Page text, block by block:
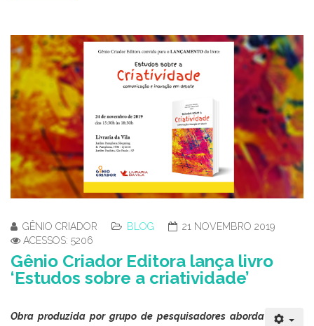
GÊNIO CRIADOR BLOG
21 NOVEMBRO 2019
ACESSOS: 5206
Gênio Criador Editora lança livro
‘Estudos sobre a criatividade’
Obra produzida por grupo de pesquisadores aborda